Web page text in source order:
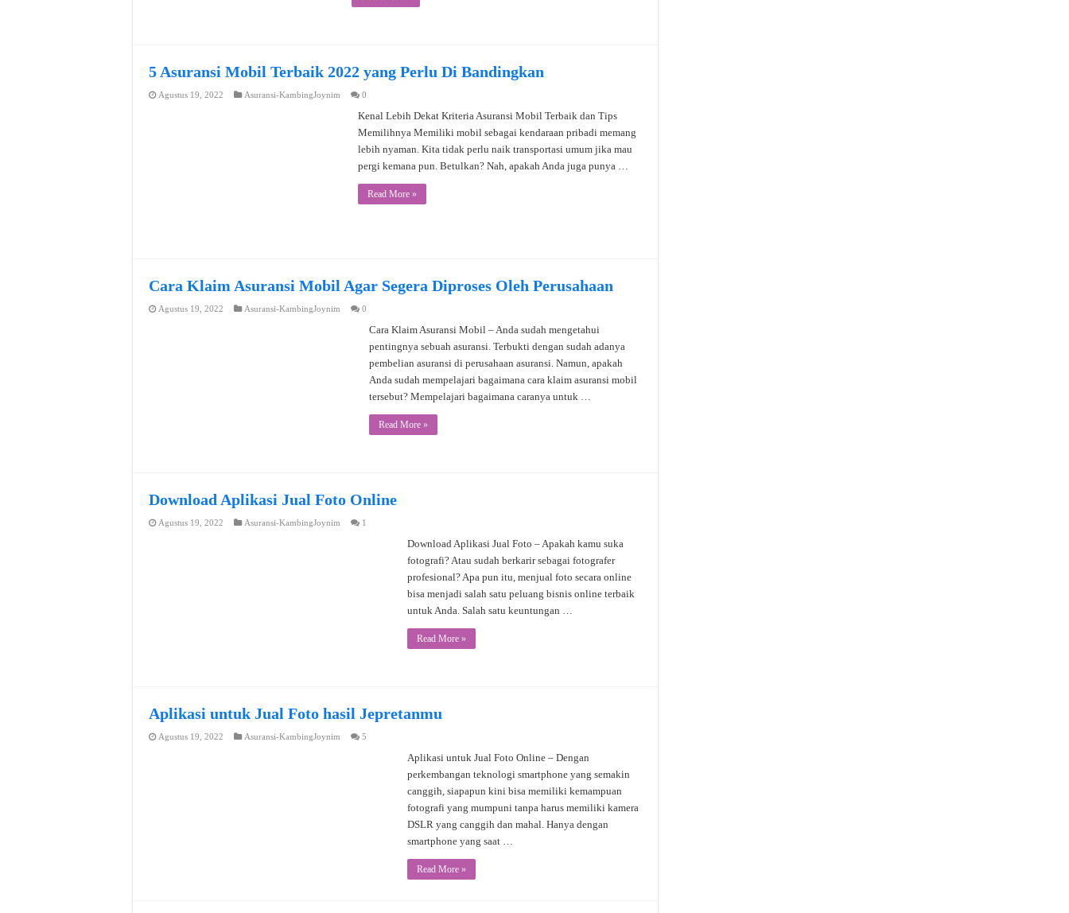
5 Asuransi Mobil Terbaik 2022 yang Perlu Di Bandingkan
Agustus 19, 2022 Asuransi-KambingJoynim 0
Kenal Lebih Dekat Kriteria Asuransi Mobil Terbaik dan Tips
Memilihnya Memiliki mobil sebagai kendaraan pribadi memang
lebih nyaman. Kita tidak perlu naik transportasi umum jika mau
pergi kemana pun. Betulkan? Nah, apakah Anda juga punya …
Read More »
Cara Klaim Asuransi Mobil Agar Segera Diproses Oleh Perusahaan
Agustus 19, 2022 Asuransi-KambingJoynim 0
Cara Klaim Asuransi Mobil – Anda sudah mengetahui
pentingnya sebuah asuransi. Terbukti dengan sudah adanya
pembelian asuransi di perusahaan asuransi. Namun, apakah
Anda sudah mempelajari bagaimana cara klaim asuransi mobil
tersebut? Mempelajari bagaimana caranya untuk …
Read More »
Download Aplikasi Jual Foto Online
Agustus 19, 2022 Asuransi-KambingJoynim 1
Download Aplikasi Jual Foto – Apakah kamu suka
fotografi? Atau sudah berkarir sebagai fotografer
profesional? Apa pun itu, menjual foto secara online
bisa menjadi salah satu peluang bisnis online terbaik
untuk Anda. Salah satu keuntungan …
Read More »
Aplikasi untuk Jual Foto hasil Jepretanmu
Agustus 19, 2022 Asuransi-KambingJoynim 5
Aplikasi untuk Jual Foto Online – Dengan
perkembangan teknologi smartphone yang semakin
canggih, siapapun kini bisa memiliki kemampuan
fotografi yang mumpuni tanpa harus memiliki kamera
DSLR yang canggih dan mahal. Hanya dengan
smartphone yang saat …
Read More »